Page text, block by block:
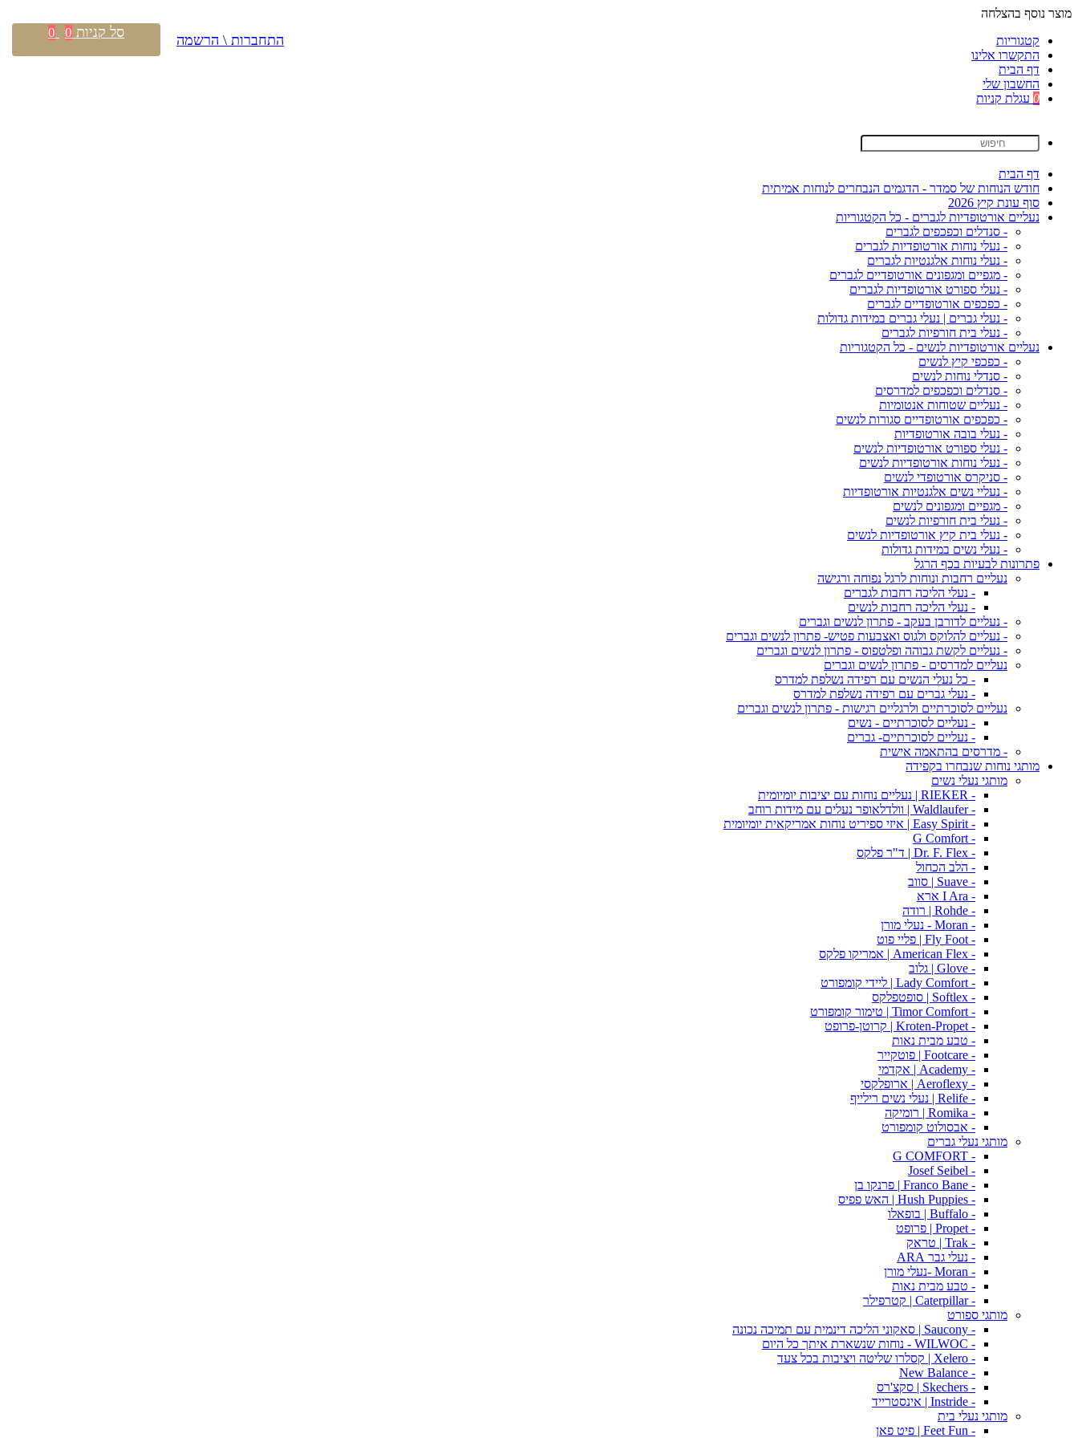
מוצר נוסף בהצלחה
קטגוריות
התקשרו אלינו
דף הבית
החשבון שלי
0 עגלת קניות
דף הבית
חודש הנוחות של סמדר - הדגמים הנבחרים לנוחות אמיתית
סוף עונת קיץ 2026
נעליים אורטופדיות לגברים - כל הקטגוריות
- סנדלים וכפכפים לגברים
- נעלי נוחות אורטופדיות לגברים
- נעלי נוחות אלגנטיות לגברים
- מגפיים ומגפונים אורטופדיים לגברים
- נעלי ספורט אורטופדיות לגברים
- כפכפים אורטופדיים לגברים
- נעלי גברים | נעלי גברים במידות גדולות
- נעלי בית חורפיות לגברים
נעליים אורטופדיות לנשים - כל הקטגוריות
- כפכפי קיץ לנשים
- סנדלי נוחות לנשים
- סנדלים וכפכפים למדרסים
- נעליים שטוחות אנטומיות
- כפכפים אורטופדיים סגורות לנשים
- נעלי בובה אורטופדיות
- נעלי ספורט אורטופדיות לנשים
- נעלי נוחות אורטופדיות לנשים
- סניקרס אורטופדי לנשים
- נעליי נשים אלגנטיות אורטופדיות
- מגפיים ומגפונים לנשים
- נעלי בית חורפיות לנשים
- נעלי בית קיץ אורטופדיות לנשים
- נעלי נשים במידות גדולות
פתרונות לבעיות בכף הרגל
נעליים רחבות ונוחות לרגל נפוחה ורגישה
- נעלי הליכה רחבות לגברים
- נעלי הליכה רחבות לנשים
- נעליים לדורבן בעקב - פתרון לנשים וגברים
- נעליים להלוקס ולגוס ואצבעות פטיש- פתרון לנשים וגברים
- נעליים לקשת גבוהה ופלטפוס - פתרון לנשים וגברים
נעליים למדרסים - פתרון לנשים וגברים
- כל נעלי הנשים עם רפידה נשלפת למדרס
- נעלי גברים עם רפידה נשלפת למדרס
נעליים לסוכרתיים ולרגליים רגישות - פתרון לנשים וגברים
- נעליים לסוכרתיים - נשים
- נעליים לסוכרתיים- גברים
- מדרסים בהתאמה אישית
מותגי נוחות שנבחרו בקפידה
מותגי נעלי נשים
- RIEKER | נעליים נוחות עם יציבות יומיומית
- Waldlaufer | וולדלאופר נעלים עם מידות רוחב
- Easy Spirit | איזי ספיריט נוחות אמריקאית יומיומית
- G Comfort
- Dr. F. Flex | ד"ר פלקס
- הלב הכחול
- Suave | סווב
- I Ara ארא
- Rohde | רודה
- Moran - נעלי מורן
- Fly Foot | פליי פוט
- American Flex | אמריקו פלקס
- Glove | גלוב
- Lady Comfort | ליידי קומפורט
- Softlex | סופטפלקס
- Timor Comfort | טימור קומפורט
- Kroten-Propet | קרוטן-פרופט
- טבע מבית נאות
- Footcare | פוטקייר
- Academy | אקדמי
- Aeroflexy | ארופלקסי
- Relife | נעלי נשים רילייף
- Romika | רומיקה
- אבסולוט קומפורט
מותגי נעלי גברים
- G COMFORT
- Josef Seibel
- Franco Bane | פרנקו בן
- Hush Puppies | האש פפיס
- Buffalo | בופאלו
- Propet | פרופט
- Trak | טראק
- נעלי גבר ARA
- Moran -נעלי מורן
- טבע מבית נאות
- Caterpillar | קטרפילר
מותגי ספורט
- Saucony | סאקוני הליכה דינמית עם תמיכה נכונה
- WILWOC - נוחות שנשארת איתך כל היום
- Xelero | קסלרו שליטה ויציבות בכל צעד
- New Balance
- Skechers | סקצ'רס
- Instride | אינסטרייד
מותגי נעלי בית
- Feet Fun | פיט פאן
התחברות \ הרשמה סל קניות 0
0